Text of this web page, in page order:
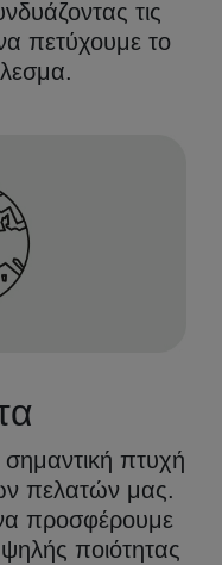
τις
πετύχουμε το
σημαντική πτυχή
πελατών μας.
προσφέρουμε
ποιότητας